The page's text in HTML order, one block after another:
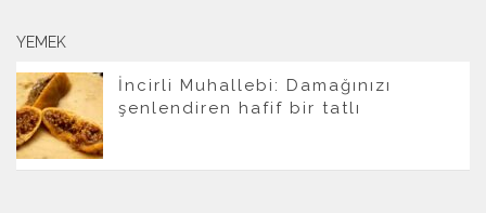
YEMEK
İncirli Muhallebi: Damağınızı
şenlendiren hafif bir tatlı